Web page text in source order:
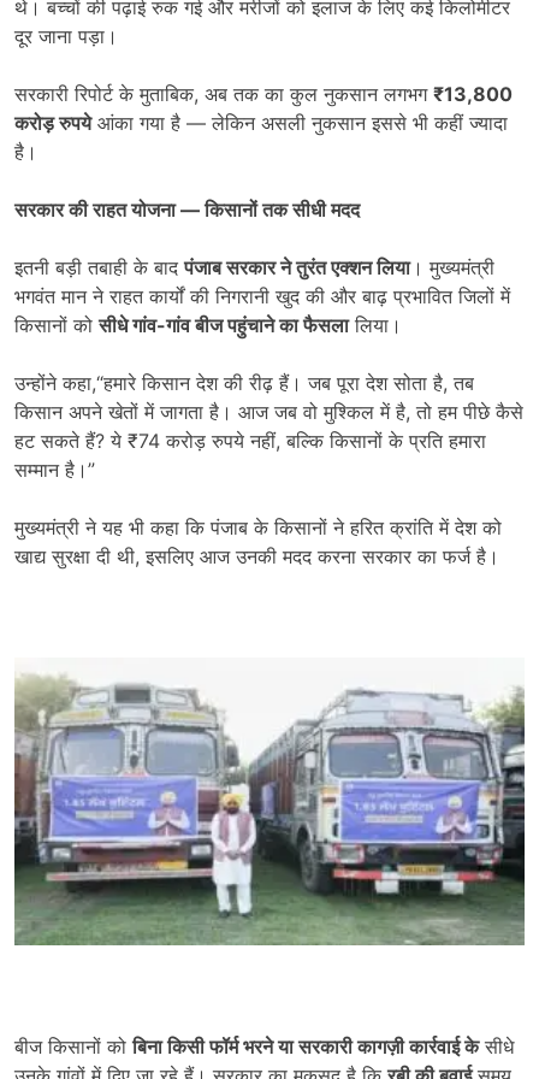
थे। बच्चों की पढ़ाई रुक गई और मरीजों को इलाज के लिए कई किलोमीटर
दूर जाना पड़ा।
सरकारी रिपोर्ट के मुताबिक, अब तक का कुल नुकसान लगभग ₹13,800
करोड़ रुपयेआंका गया है — लेकिन असली नुकसान इससे भी कहीं ज्यादा
है।
सरकार की राहत योजना—किसानों तक सीधी मदद
इतनी बड़ी तबाही के बादपंजाब सरकार ने तुरंत एक्शन लिया। मुख्यमंत्री
भगवंत मान ने राहत कार्यों की निगरानी खुद की और बाढ़ प्रभावित जिलों में
किसानों कोसीधे गांव-गांव बीज पहुंचाने का फैसलालिया।
उन्होंने कहा,“हमारे किसान देश की रीढ़ हैं। जब पूरा देश सोता है, तब
किसान अपने खेतों में जागता है। आज जब वो मुश्किल में है, तो हम पीछे कैसे
हट सकते हैं? ये ₹74 करोड़ रुपये नहीं, बल्कि किसानों के प्रति हमारा
सम्मान है।”
मुख्यमंत्री ने यह भी कहा कि पंजाब के किसानों ने हरित क्रांति में देश को
खाद्य सुरक्षा दी थी, इसलिए आज उनकी मदद करना सरकार का फर्ज है।
बीज किसानों कोबिना किसी फॉर्म भरने या सरकारी कागज़ी कार्रवाई केसीधे